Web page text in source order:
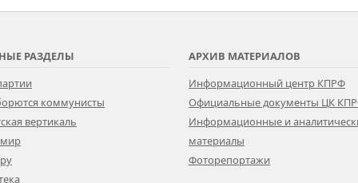
РАЗДЕЛЫ
коммунисты
вертикаль
АРХИВ МАТЕРИАЛОВ
Информационный центр КПРФ
Официальные документы ЦК
Информационные и
материалы
Фоторепортажи